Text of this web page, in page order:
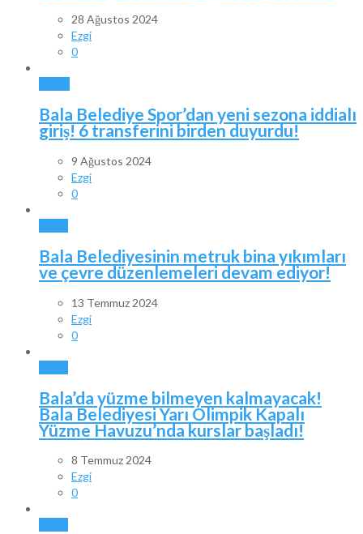
28 Ağustos 2024
Ezgi
0
Bala Belediye Spor’dan yeni sezona iddialı
giriş! 6 transferini birden duyurdu!
9 Ağustos 2024
Ezgi
0
Bala Belediyesinin metruk bina yıkımları
ve çevre düzenlemeleri devam ediyor!
13 Temmuz 2024
Ezgi
0
Bala’da yüzme bilmeyen kalmayacak!
Bala Belediyesi Yarı Olimpik Kapalı
Yüzme Havuzu’nda kurslar başladı!
8 Temmuz 2024
Ezgi
0